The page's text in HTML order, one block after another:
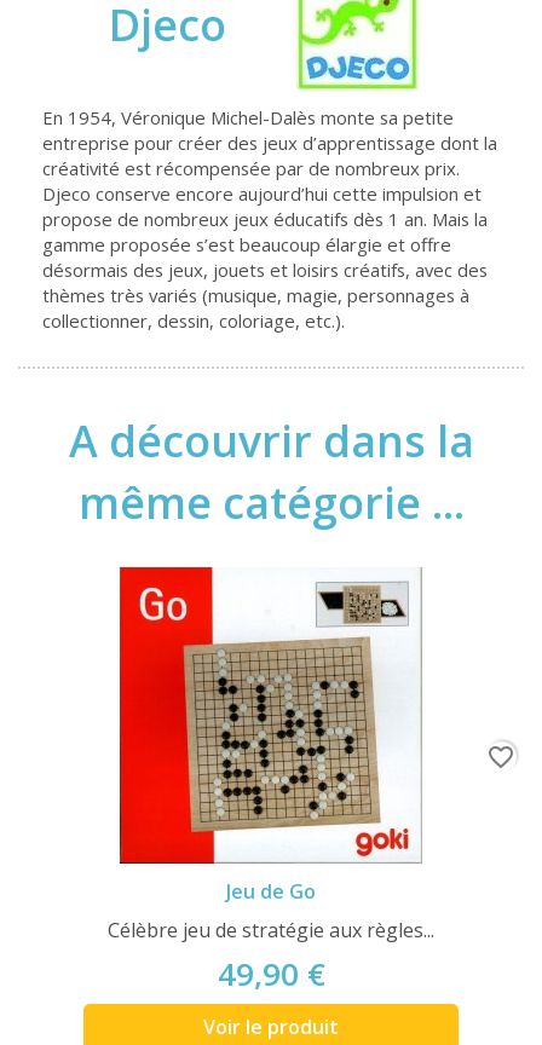
Djeco
En 1954, Véronique Michel-Dalès monte sa petite
entreprise pour créer des jeux d’apprentissage dont la
créativité est récompensée par de nombreux prix.
Djeco conserve encore aujourd’hui cette impulsion et
propose de nombreux jeux éducatifs dès 1 an. Mais la
gamme proposée s’est beaucoup élargie et offre
désormais des jeux, jouets et loisirs créatifs, avec des
thèmes très variés (musique, magie, personnages à
collectionner, dessin, coloriage, etc.).
A découvrir dans la
même catégorie ...
Jeu de Go
Célèbre jeu de stratégie aux règles...
49,90 €
Voir le produit
favorite_border